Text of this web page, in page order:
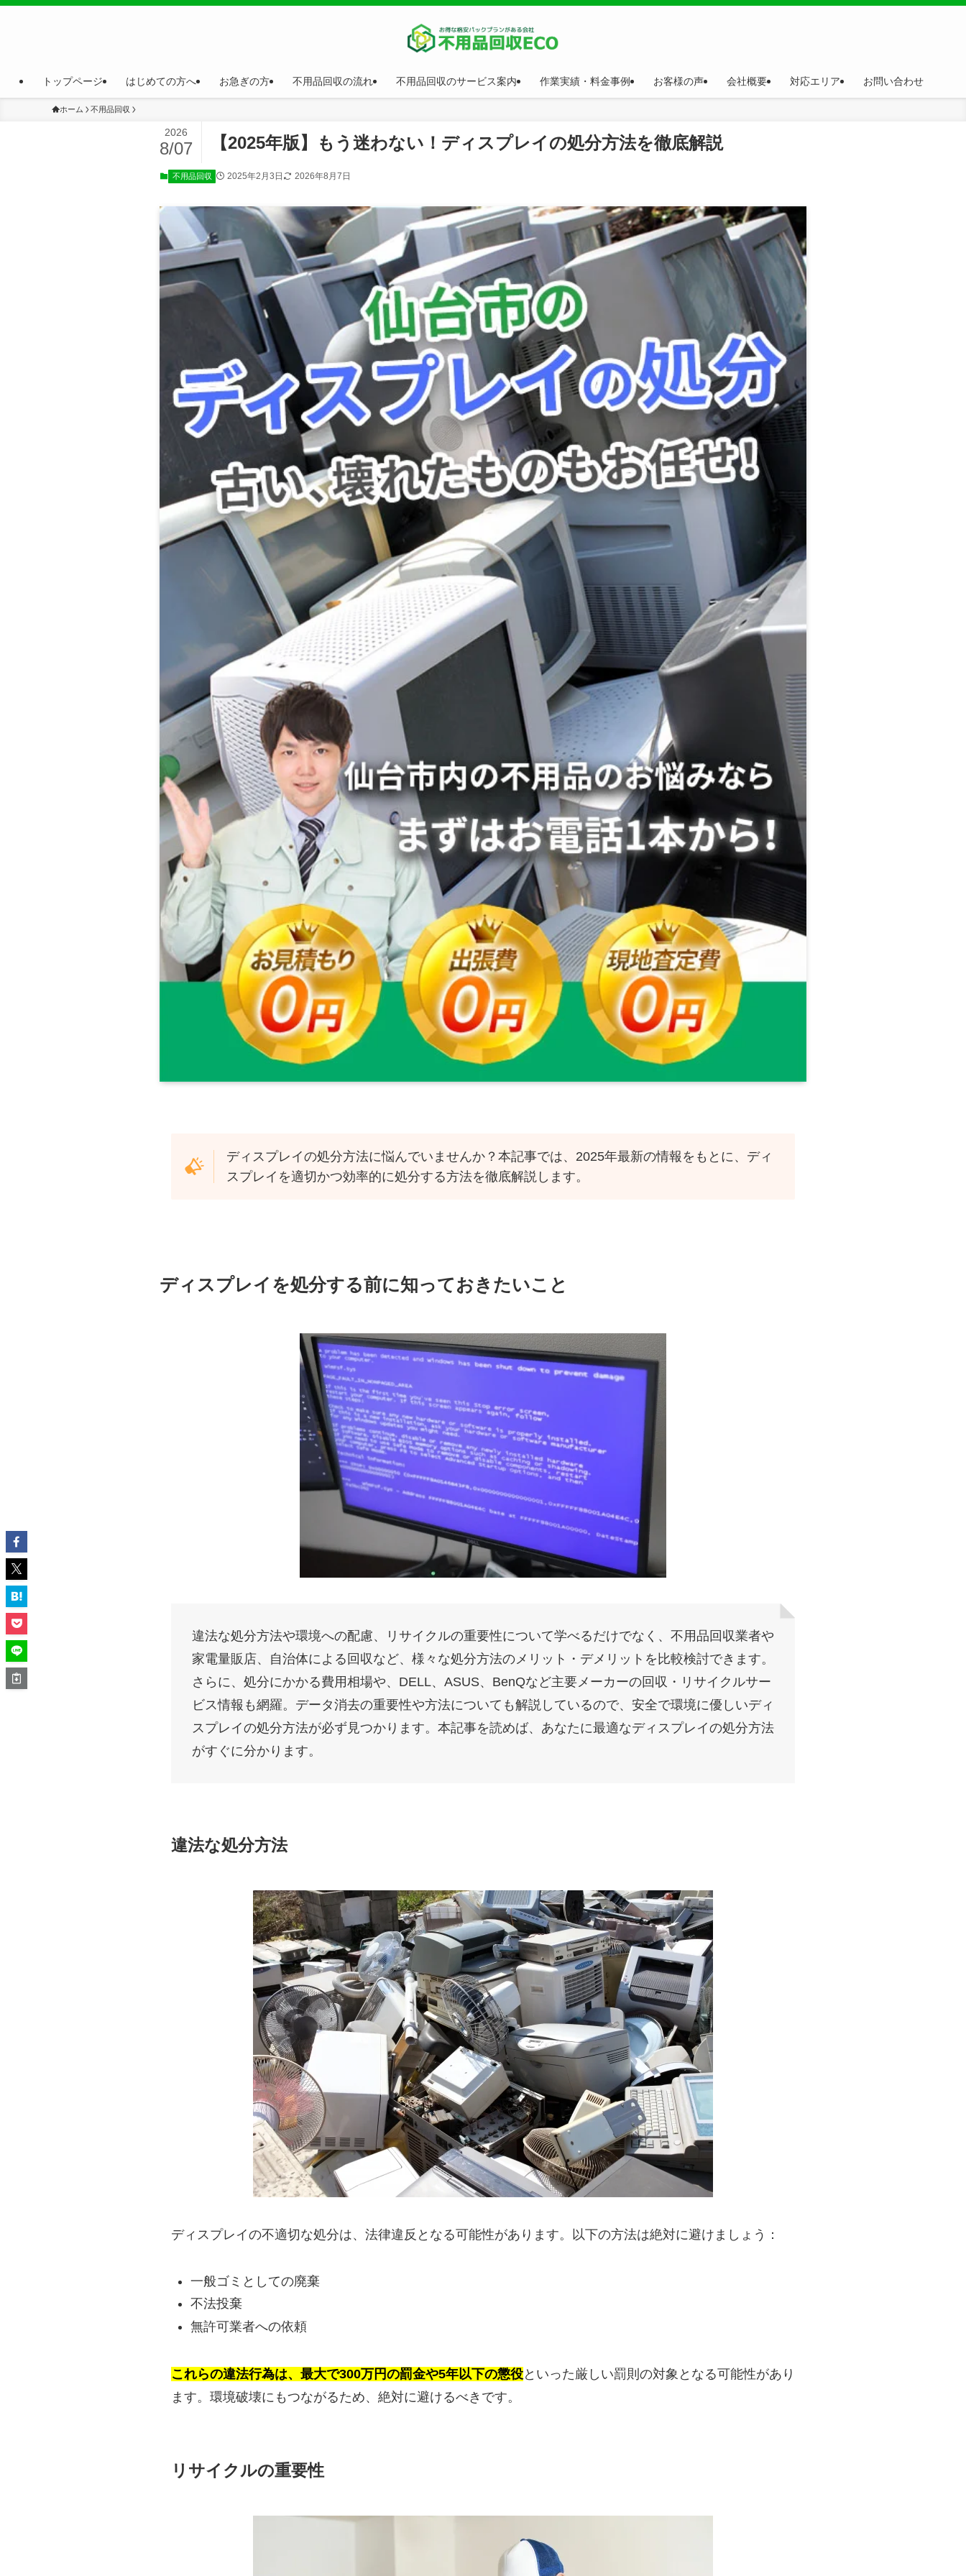
トップページ はじめての方へ お急ぎの方 不用品回収の流れ 不用品回収のサービス案内 作業実績・料金事例 お客様の声 会社概要 対応エリア お問い合わせ
ホーム 不用品回収
【2025年版】もう迷わない！ディスプレイの処分方法を徹底解説
2026
8/07
不用品回収 2025年2月3日 2026年8月7日
ディスプレイの処分方法に悩んでいませんか？本記事では、2025年最新の情報をもとに、ディ
スプレイを適切かつ効率的に処分する方法を徹底解説します。
ディスプレイを処分する前に知っておきたいこと
違法な処分方法や環境への配慮、リサイクルの重要性について学べるだけでなく、不用品回収業者や
家電量販店、自治体による回収など、様々な処分方法のメリット・デメリットを比較検討できます。
さらに、処分にかかる費用相場や、DELL、ASUS、BenQなど主要メーカーの回収・リサイクルサー
ビス情報も網羅。データ消去の重要性や方法についても解説しているので、安全で環境に優しいディ
スプレイの処分方法が必ず見つかります。本記事を読めば、あなたに最適なディスプレイの処分方法
がすぐに分かります。
違法な処分方法
ディスプレイの不適切な処分は、法律違反となる可能性があります。以下の方法は絶対に避けましょう：
一般ゴミとしての廃棄
不法投棄
無許可業者への依頼
これらの違法行為は、最大で300万円の罰金や5年以下の懲役といった厳しい罰則の対象となる可能性があり
ます。環境破壊にもつながるため、絶対に避けるべきです。
リサイクルの重要性